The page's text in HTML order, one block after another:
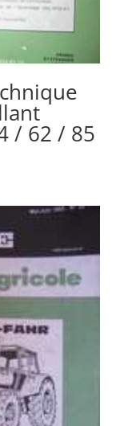
/ 62 / 85